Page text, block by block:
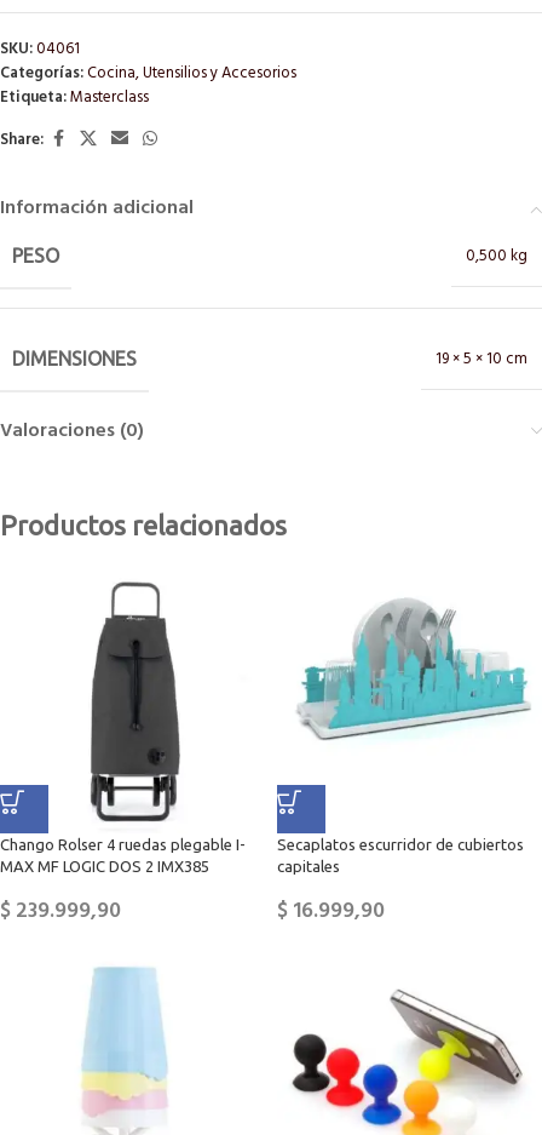
SKU:04061
Categorías:Cocina,Utensilios y Accesorios
Etiqueta:Masterclass
Share:
Información adicional
PESO 0,500 kg
DIMENSIONES 19 × 5 × 10 cm
Valoraciones (0)
Productos relacionados
Chango Rolser 4 ruedas plegable I-
MAX MF LOGIC DOS 2 IMX385
$239.999,90
Secaplatos escurridor de cubiertos
capitales
$16.999,90